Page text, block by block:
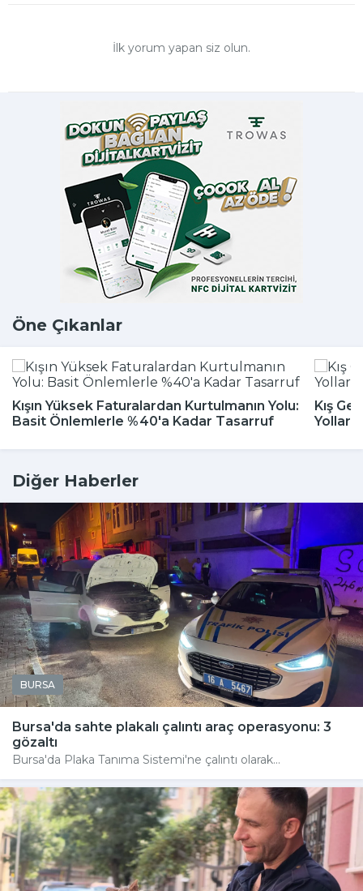
İlk yorum yapan siz olun.
Öne Çıkanlar
Kışın Yüksek Faturalardan Kurtulmanın Yolu:
Basit Önlemlerle %40'a Kadar Tasarruf
Kış
Yolları
Diğer Haberler
BURSA
Bursa'da sahte plakalı çalıntı araç operasyonu: 3
gözaltı
Bursa'da Plaka Tanıma Sistemi'ne çalıntı olarak...